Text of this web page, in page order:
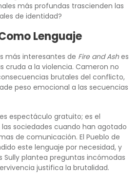
más profundas trascienden las
de identidad?
Lenguaje
más interesantes de Fire and Ashes
cruda a la violencia. Cameron no
brutales del conflicto,
peso emocional a las secuencias
espectáculo gratuito; es el
sociedades cuando han agotado
de comunicación. El Pueblo de
este lenguaje por necesidad, y
Sully plantea preguntas incómodas
justifica la brutalidad.